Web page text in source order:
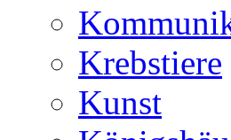
Krebstiere
Kunst